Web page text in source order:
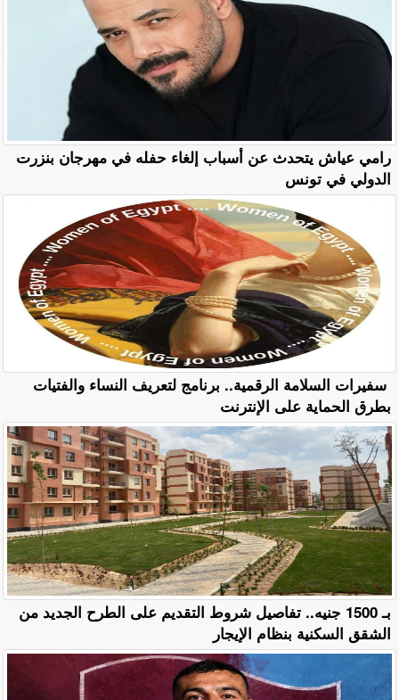
رامي عياش يتحدث عن أسباب إلغاء حفله في مهرجان بنزرت
الدولي في تونس
سفيرات السلامة الرقمية.. برنامج لتعريف النساء والفتيات
بطرق الحماية على الإنترنت
بـ 1500 جنيه.. تفاصيل شروط التقديم على الطرح الجديد من
الشقق السكنية بنظام الإيجار